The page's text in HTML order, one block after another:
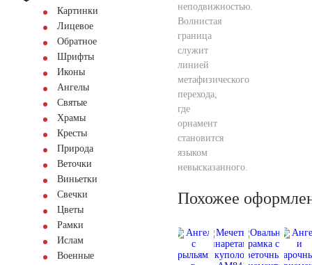
Картинки
Лицевое
Обратное
Шрифты
Иконы
Ангелы
Святые
Храмы
Кресты
Природа
Веточки
Виньетки
Свечки
Цветы
Рамки
Ислам
Военные
неподвижностью.
Волнистая
граница
служит
линией
метафизического
перехода,
где
орнамент
становится
языком
невысказанного.
Похожее